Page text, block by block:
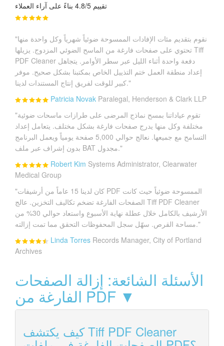
تقييم 4.8/5 بناءً على آراء العملاء
"نقوم بتقديم مئات الإفادات الممسوحة ضوئياً شهرياً وكل واحدة منها
تحتوي على صفحات فارغة من الماسح الضوئي المزدوج. يزيلها Tiff
PDF Cleaner دفعة واحدة أثناء الليل عبر سطر الأوامر. يتجاهل
إعداد منطقة العمل ختم التذييل الخاص بمكتبنا بشكل صحيح. موفر
كبير للوقت لفريق إنتاج المستندات لدينا."
Patricia Novak Paralegal, Henderson & Clark LLP
"تقوم عياداتنا بمسح نماذج المرضى على طرازات ماسحات ضوئية
مختلفة وكل منها يدرج صفحات فارغة بشكل مختلف. يتعامل إعداد
التسامح مع جميعها. نعالج حوالي 5,000 صفحة يومياً ويعمل البرنامج
بدون إشراف عبر ملف BAT مجدول."
Robert Kim Systems Administrator, Clearwater
Medical Group
"كان لدينا 15 عاماً من أرشيفات PDF الممسوحة ضوئياً حيث كانت
الصفحات الفارغة تضخم تكاليف التخزين. عالج Tiff PDF Cleaner
الأرشيف بالكامل خلال عطلة نهاية الأسبوع واستعاد حوالي 30% من
مساحة القرص. سهّل سجل المحفوظات التحقق مما تمت إزالته."
Linda Torres Records Manager, City of Portland
Archives
الأسئلة الشائعة: إزالة الصفحات
الفارغة من PDF ▼
كيف يكتشف Tiff PDF Cleaner